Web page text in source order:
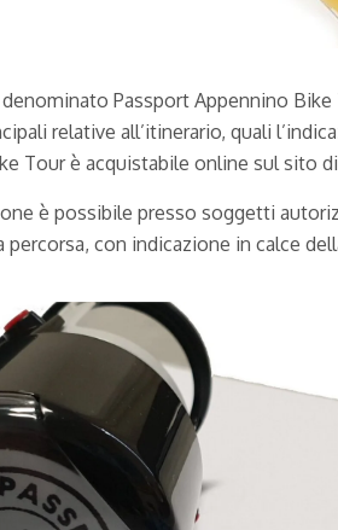
Passport Appennino
relative all’itinerario, quali
Tour è acquistabile online sul sito
è possibile presso soggetti
con indicazione in calce